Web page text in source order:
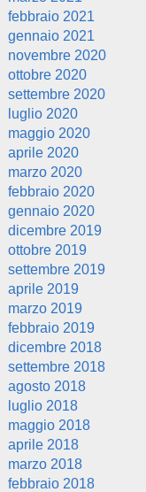
febbraio 2021
gennaio 2021
novembre 2020
ottobre 2020
settembre 2020
luglio 2020
maggio 2020
aprile 2020
marzo 2020
febbraio 2020
gennaio 2020
dicembre 2019
ottobre 2019
settembre 2019
aprile 2019
marzo 2019
febbraio 2019
dicembre 2018
settembre 2018
agosto 2018
luglio 2018
maggio 2018
aprile 2018
marzo 2018
febbraio 2018